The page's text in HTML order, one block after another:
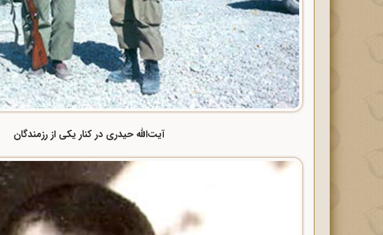
آیت‌الله حیدری در کنار یکی از رزمندگان